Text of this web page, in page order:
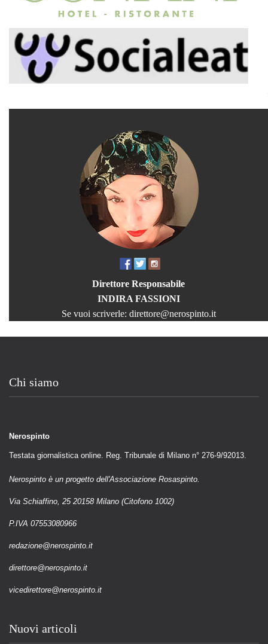
Direttore Responsabile
INDIRA FASSIONI
Se vuoi scriverle: direttore@nerospinto.it
Chi siamo
Nerospinto
Testata giornalistica online. Reg. Tribunale di Milano n° 276-9/92013.
Nerospinto è un progetto dell'Associazione Rosaspinto.
Via Schiaffino, 25 20158 Milano (Citofono 1002)
P.IVA 07553080966
redazione@nerospinto.it
direttore@nerospinto.it
vicedirettore@nerospinto.it
Nuovi articoli